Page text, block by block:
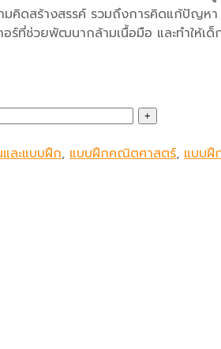
มคิดสร้างสรรค์ รวมถึงการคิดแก้ปัญ
ร์ที่ช่วยพัฒนากล้ามเนื้อมือ และทำให้เ
ละแบบฝึก, แบบฝึกคณิตศาสตร์, แบบฝึ